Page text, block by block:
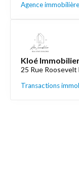
Agence immobilière
Kloé
25 Rue
Transactions